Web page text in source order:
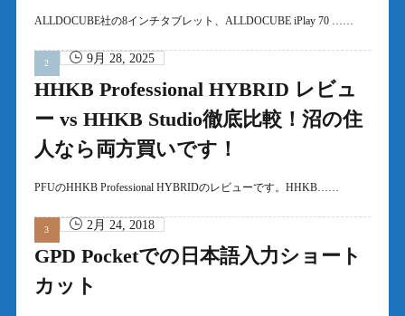
ALLDOCUBE社の8インチタブレット、ALLDOCUBE iPlay 70 ……
9月 28, 2025
HHKB Professional HYBRID レビュ
ー vs HHKB Studio徹底比較！沼の住
人なら両方買いです！
PFUのHHKB Professional HYBRIDのレビューです。HHKB……
2月 24, 2018
GPD Pocketでの日本語入力ショート
カット